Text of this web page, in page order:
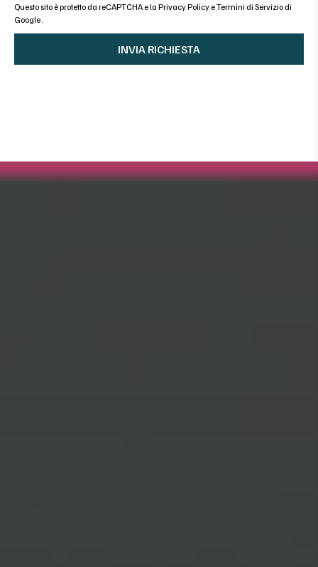
Questo sito è protetto da reCAPTCHA e la Privacy Policy eTermini di Servizio di
Google